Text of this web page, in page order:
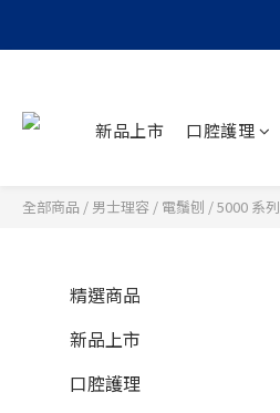
新品上市 口腔護理
全部商品 / 男士理容 / 電鬚刨 /5000 系列
精選商品
新品上市
口腔護理